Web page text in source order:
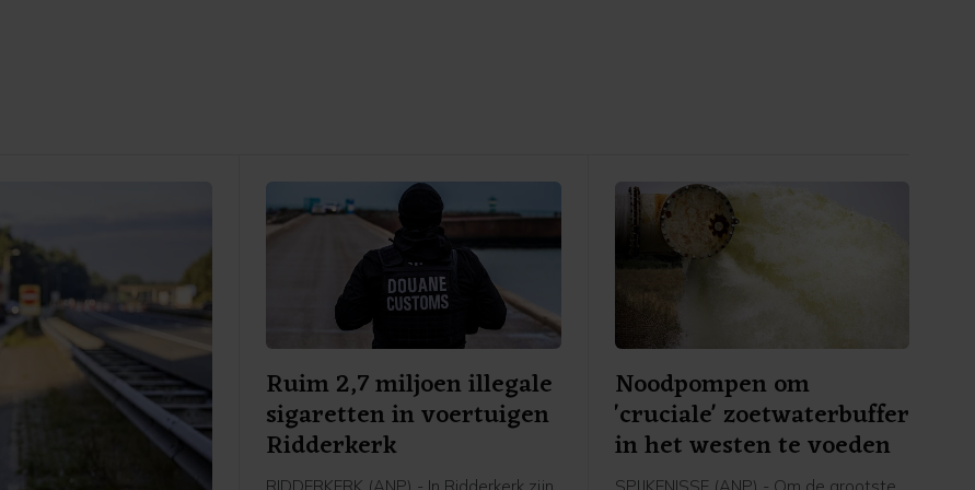
Ruim 2,7 miljoen illegale
sigaretten in voertuigen
Ridderkerk
Noodpompen om
'cruciale' zoetwaterbuffer
in het westen te voeden